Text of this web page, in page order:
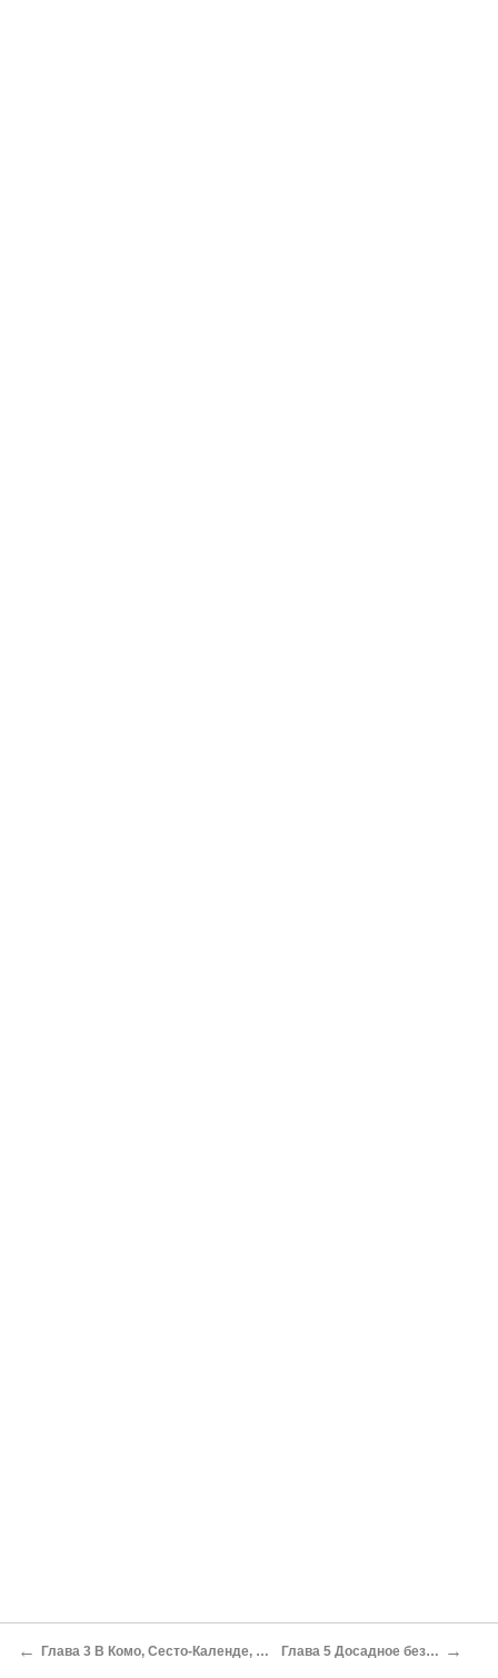
← Глава 3 В Комо, Сесто-Календе, Кастеллетто Глава 5 Досадное бездействие →